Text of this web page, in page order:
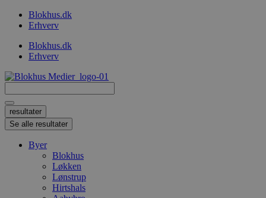
VidereBlokhus.dk
Erhverv
Blokhus.dk
Erhverv
...
resultater
Se alle resultater
Byer
Blokhus
Løkken
Lønstrup
Hirtshals